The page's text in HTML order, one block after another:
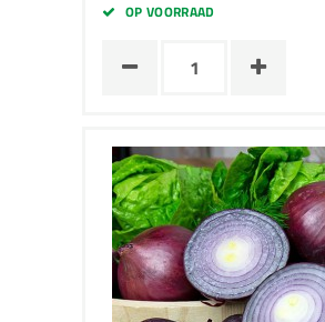
OP VOORRAAD